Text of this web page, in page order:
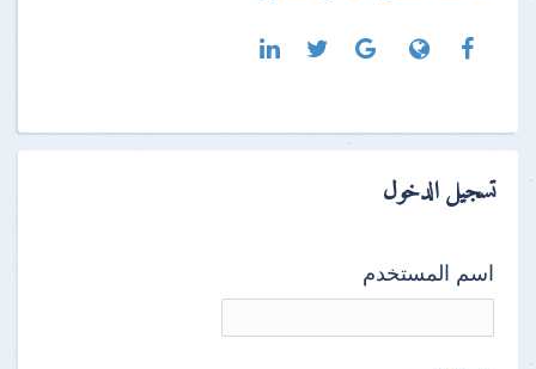
تسجيل الدخول
اسم المستخدم